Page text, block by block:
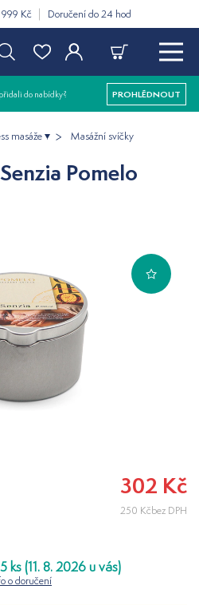
Kč Doručení do 24 hod
do nabídky? PROHLÉDNOUT
masáže Masážní svíčky
Pomelo
302 Kč
250 Kčbez DPH
ks (11. 8. 2026 u vás)
o doručení